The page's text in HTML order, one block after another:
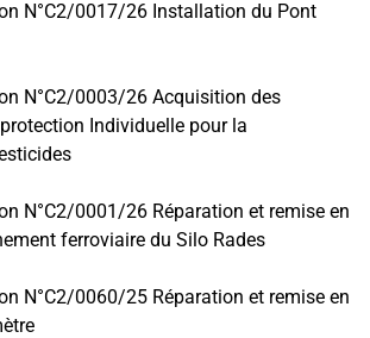
N°C2/0017/26 Installation du Pont
N°C2/0003/26 Acquisition des
Individuelle pour la
N°C2/0001/26 Réparation et remise en
ferroviaire du Silo Rades
N°C2/0060/25 Réparation et remise en